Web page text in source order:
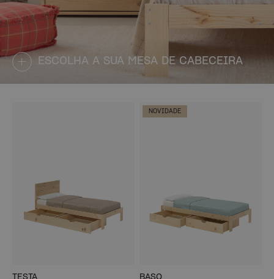
ESCOLHA A SUA MESA DE CABECEIRA
NOVIDADE